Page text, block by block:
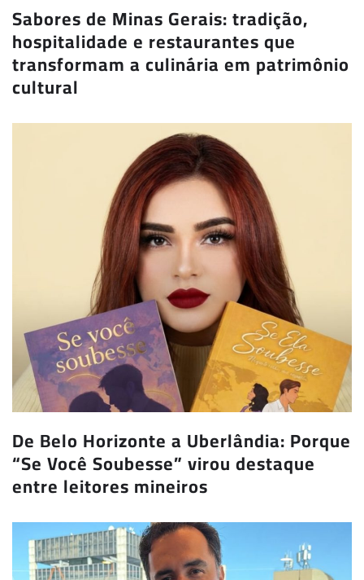
Sabores de Minas Gerais: tradição,
hospitalidade e restaurantes que
transformam a culinária em patrimônio
cultural
De Belo Horizonte a Uberlândia: Porque
“Se Você Soubesse” virou destaque
entre leitores mineiros